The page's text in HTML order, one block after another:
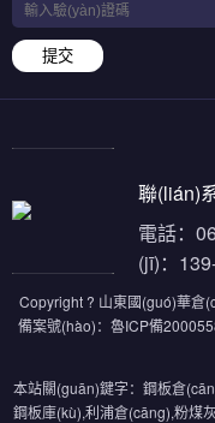
提交
聯(lián)
電話：
(jī)：
Copyright ? 山東國(guó)華倉
備案號(hào)： 魯ICP備
本站關(guān)鍵字： 鋼板倉
鋼板庫(kù),利浦倉(cāng),粉煤